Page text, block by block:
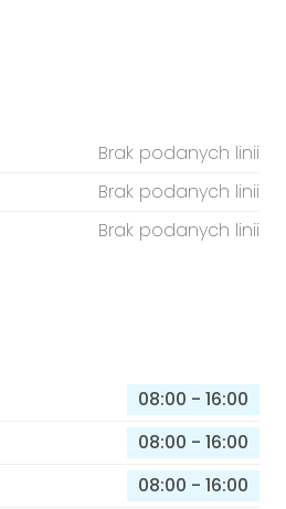
Brak podanych linii
Brak podanych linii
Brak podanych linii
08:00 - 16:00
08:00 - 16:00
08:00 - 16:00